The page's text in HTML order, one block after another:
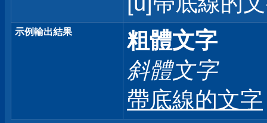
示例輸出結果
粗體文字
斜體文字
帶底線的文字